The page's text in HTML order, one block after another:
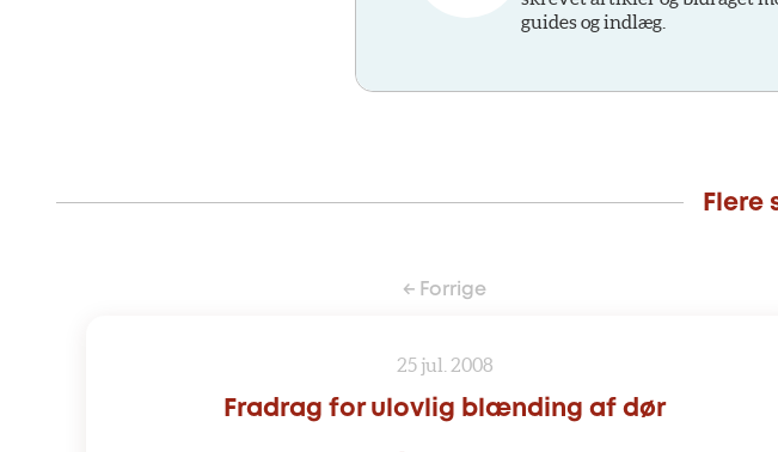
guides og indlæg.
Flere
← Forrige
25 jul. 2008
Fradrag for ulovlig blænding af dør